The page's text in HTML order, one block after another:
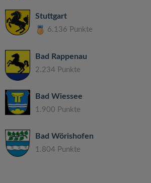
Stuttgart
6.136 Punkte
Bad Rappenau
2.234 Punkte
Bad Wiessee
1.900 Punkte
Bad Wörishofen
1.804 Punkte